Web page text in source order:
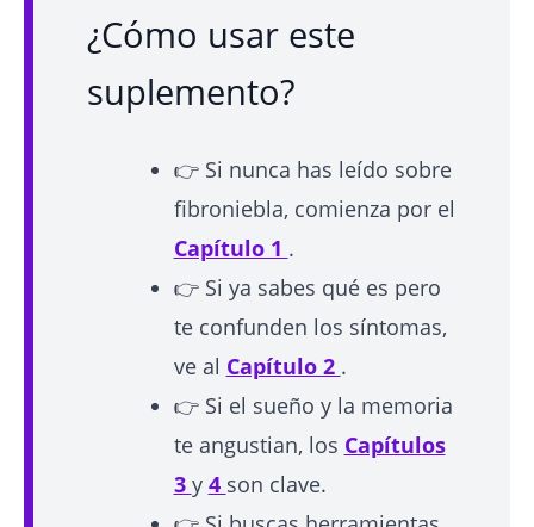
¿Cómo usar este
suplemento?
👉 Si nunca has leído sobre
fibroniebla, comienza por el
Capítulo 1 .
👉 Si ya sabes qué es pero
te confunden los síntomas,
ve al Capítulo 2 .
👉 Si el sueño y la memoria
te angustian, los Capítulos
3 y 4 son clave.